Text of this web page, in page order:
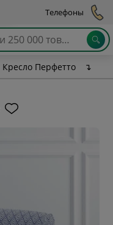
Телефоны
Кресло Перфетто ↴